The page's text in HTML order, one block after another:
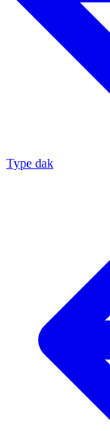
Type dak